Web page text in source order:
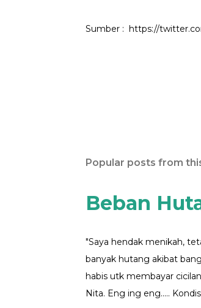
Sumber : https://
Popular posts from
Beban
"Saya hendak menikah,
banyak hutang akibat
habis utk membayar
Nita. Eng ing eng.....